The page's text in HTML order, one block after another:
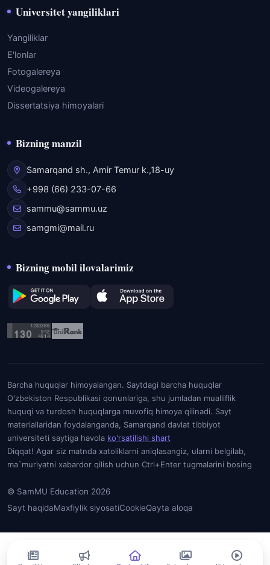
Universitet yangiliklari
Yangiliklar
E'lonlar
Fotogalereya
Videogalereya
Dissertatsiya himoyalari
Bizning manzil
Samarqand sh., Amir Temur k.,18-uy
+998 (66) 233-07-66
sammu@sammu.uz
samgmi@mail.ru
Bizning mobil ilovalarimiz
Barcha huquqlar himoyalangan. Saytdagi barcha huquqlar
O'zbekiston Respublikasi qonunlariga, shu jumladan mualliflik
huquqi va turdosh huquqlarga muvofiq himoya qilinadi. Sayt
materiallaridan foydalanganda, Samarqand davlat tibbiyot
universiteti saytiga havola ko'rsatilishi shart
Diqqat! Agar siz matnda xatoliklarni aniqlasangiz, ularni belgilab,
ma`muriyatni xabardor qilish uchun Ctrl+Enter tugmalarini bosing
© SamMU Education 2026
Sayt haqidaMaxfiylik siyosatiCookieQayta aloqa